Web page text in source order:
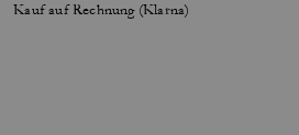
Kauf auf Rechnung (Klarna)